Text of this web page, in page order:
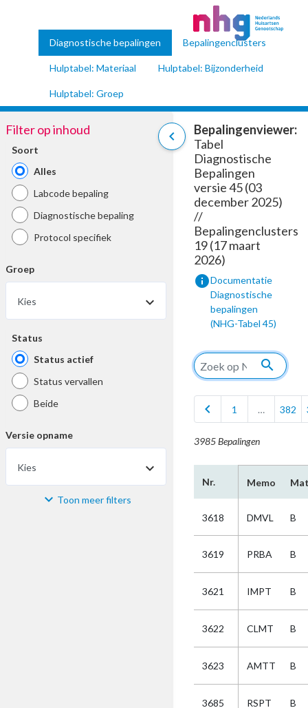
Diagnostische bepalingen Bepalingenclusters
Hulptabel: Materiaal Hulptabel: Bijzonderheid
Hulptabel: Groep
chevron_left
Filter op inhoud
Soort
Alles
Labcode bepaling
Diagnostische bepaling
Protocol specifiek
Groep
Kies
Status
Status actief
Status vervallen
Beide
Versie opname
Kies
Materiaal Toon meer filters
Bepalingenviewer:
Tabel
Diagnostische
Bepalingen
versie 45 (03
december 2025)
//
Bepalingenclusters
19 (17 maart
2026)
infoDocumentatie
Diagnostische
bepalingen
(NHG-Tabel 45)
search
chevron_left 1 … 382
3985 Bepalingen
Nr. Memo
3618 DMVL B
3619 PRBA B
3621 IMPT B
3622 CLMT B
3623 AMTT B
3685 RSPT B